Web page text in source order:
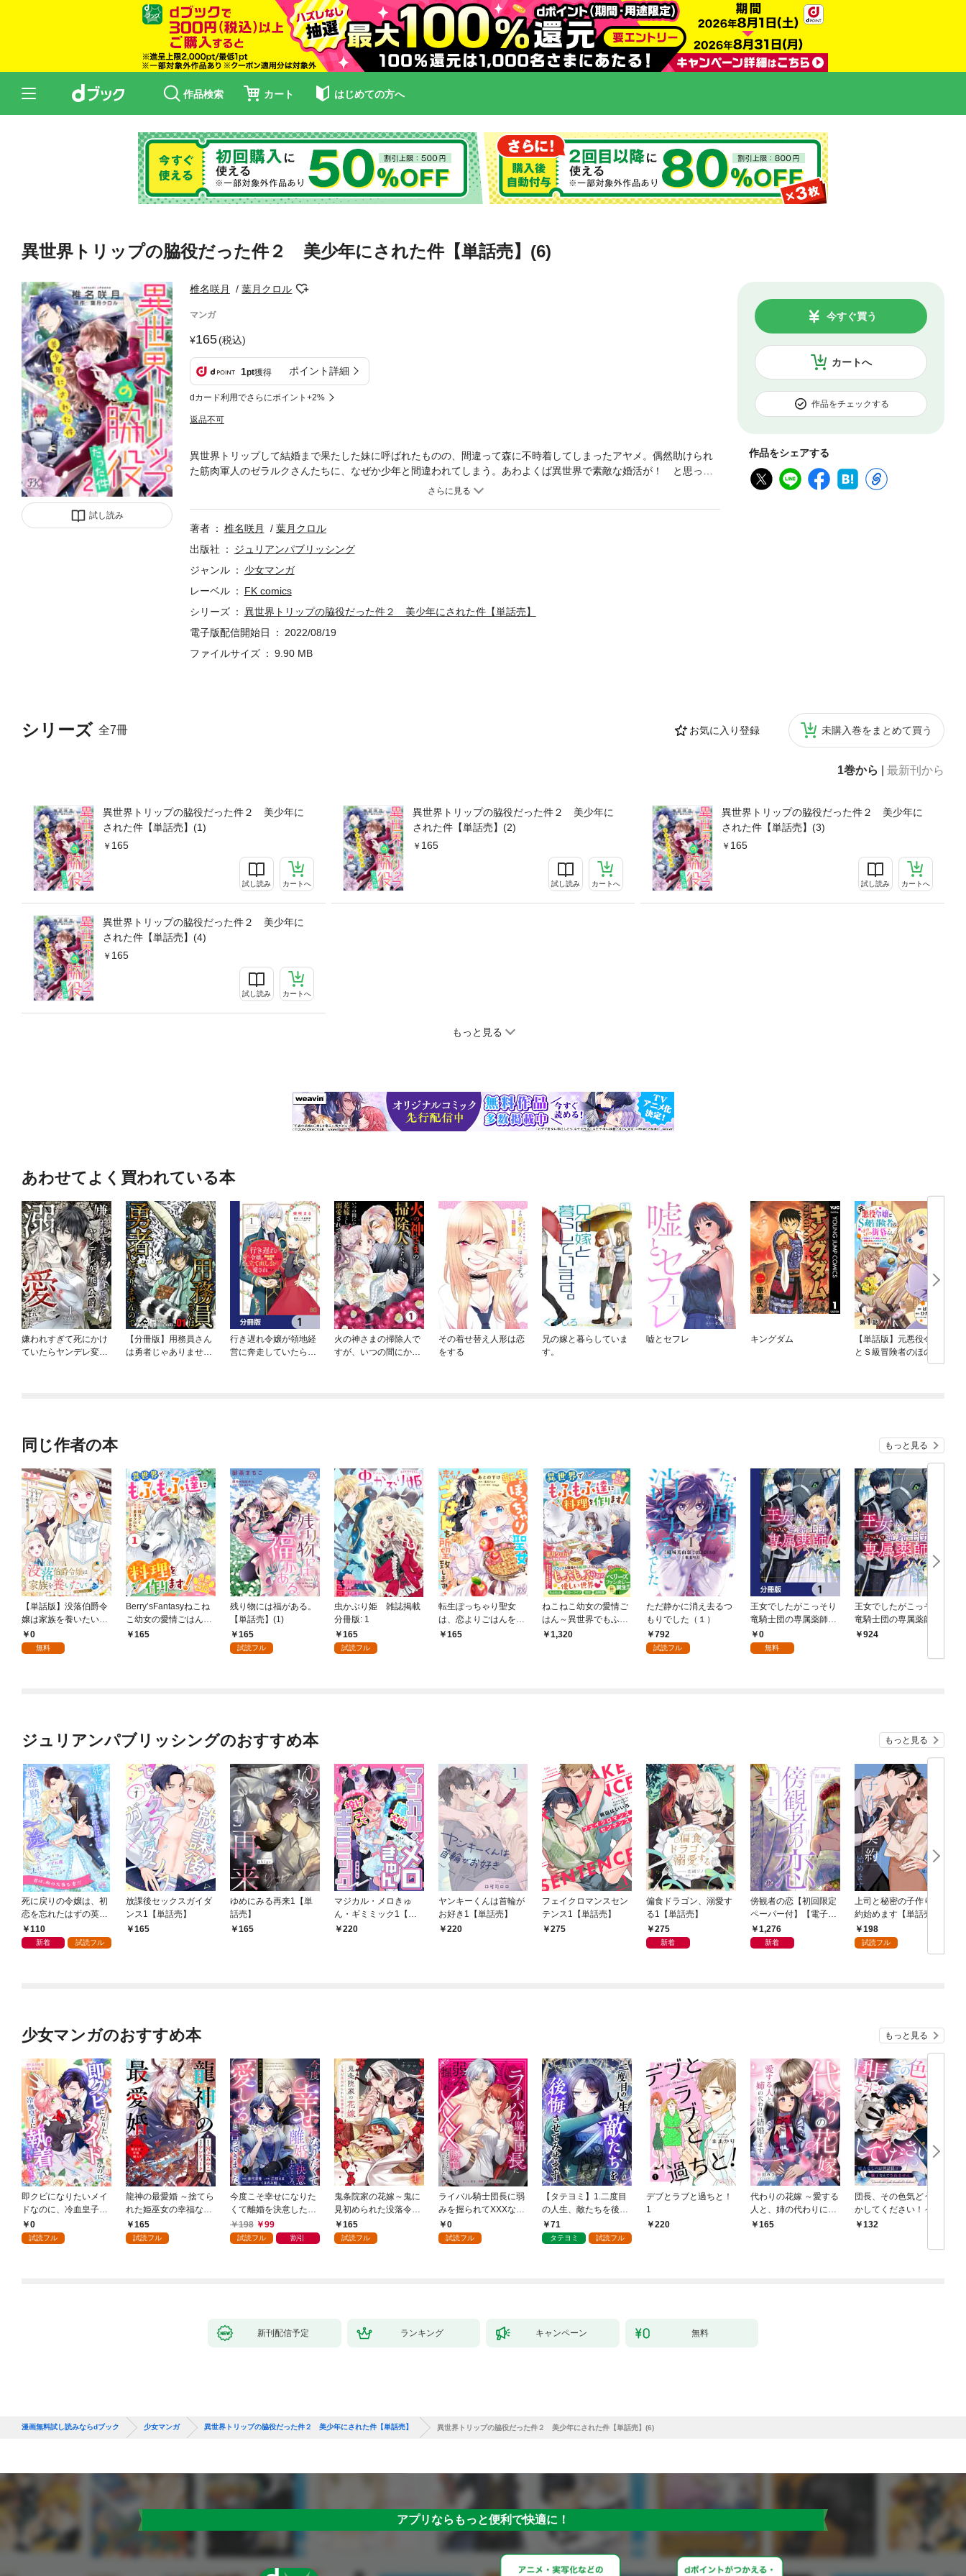
作品検索 カート はじめての方へ
異世界トリップの脇役だった件２ 美少年にされた件【単話売】(6)
試し読み
椎名咲月 葉月クロル
マンガ
165(税込)
1pt獲得 ポイント詳細
dカード利用でさらにポイント+2%
返品不可
カートへ
今すぐ買う
作品をチェックする
作品をシェアする
シリーズ 全7冊 お気に入り登録 未購入巻をまとめて買う
1巻から 最新刊から
異世界トリップの脇役だった件２ 美少年に
された件【単話売】(1)
165
試し読み カートへ
異世界トリップの脇役だった件２ 美少年に
された件【単話売】(2)
165
試し読み カートへ
異世界トリップの脇役だった件２ 美少年に
された件【単話売】(3)
165
試し読み カートへ
異世界トリップの脇役だった件２ 美少年に
された件【単話売】(4)
165
試し読み カートへ
もっと見る
異世界トリップして結婚まで果たした妹に呼ばれたものの、間違って森に不時着してしまったアヤメ。偶然助けられ
た筋肉軍人のゼラルクさんたちに、なぜか少年と間違われてしまう。あわよくば異世界で素敵な婚活が！ と思って
いたのに、「異世界のやんごとなき貴公子」として大切に守られ過保護に溺愛されて、今さら女だなんてとても言い
どうして!? 大人気『異世界トリップの脇役だった件』のスピンオフ作品が、ラブコメ＆溺愛炸裂で、ついに登場！
著者 椎名咲月
葉月クロル
出版社
ジュリアンパブリッシング
ジャンル
少女マンガ
レーベル
FK comics
シリーズ
異世界トリップの脇役だった件２ 美少年にされた件【単話売】
電子版配信開始日
2022/08/19
ファイルサイズ
9.90 MB
あわせてよく買われている本
嫌われすぎて死にかけ
ていたらヤンデレ変態
【分冊版】用務員さん
は勇者じゃありません
行き遅れ令嬢が領地経
営に奔走していたら立
火の神さまの掃除人で
すが、いつの間にか花
その着せ替え人形は恋
をする
兄の嫁と暮らしていま
す。
嘘とセフレ キングダム
【単話版】元悪役令嬢
とＳ級冒険者のほのぼ
の街暮らし～不遇なキ
同じ作者の本 もっと見る
【単話版】没落伯爵令
嬢は家族を養いたい@
COMIC 第1話
0
無料
Berry’sFantasyねこね
こ幼女の愛情ごはん～
異世界でもふもふ達に
165
残り物には福がある。
【単話売】(1)
165
試読フル
虫かぶり姫 雑誌掲載
分冊版: 1
165
試読フル
転生ぽっちゃり聖女
は、恋よりごはんを所
望致します！【単話
165
ねこねこ幼女の愛情ご
はん～異世界でもふも
ふ達に料理を作りま
1,320
ただ静かに消え去るつ
もりでした（１）
792
試読フル
王女でしたがこっそり
竜騎士団の専属薬師に
なりました！【分冊
版】 1
0
無料
王女でしたがこっそり
竜騎士団の専属薬師に
なりました！１
924
ジュリアンパブリッシングのおすすめ本 もっと見る
死に戻りの令嬢は、初
恋を忘れたはずの英雄
騎士から一途に愛され
る【１】
110
新着 試読フル
放課後セックスガイダ
ンス1【単話売】
165
ゆめにみる再来1【単
話売】
165
マジカル・メロきゅ
ん・ギミミック1【単
話売】
220
ヤンキーくんは首輪が
お好き1【単話売】
220
フェイクロマンスセン
テンス1【単話売】
275
偏食ドラゴン、溺愛す
る1【単話売】
275
新着
傍観者の恋【初回限定
ペーパー付】【電子限
定特典付】 1～2巻セ
ット
1,276
新着
上司と秘密の子作り契
約始めます【単話売】
(1)198
試読フル
少女マンガのおすすめ本 もっと見る
即クビになりたいメイ
ドなのに、冷血皇子に
執着されています第1
話
0
試読フル
龍神の最愛婚 ～捨てら
れた姫巫女の幸福な嫁
入り～: 1
165
試読フル
今度こそ幸せになりた
くて離婚を決意したと
ころ、無表情な旦那様
が「愛してる」と言っ
198 99
試読フル 割引
鬼条院家の花嫁～鬼に
見初められた没落令嬢
～１165
試読フル
ライバル騎士団長に弱
みを握られてXXXな勝
負をすることになりま
した第1話
0
試読フル
【タテヨミ】1.二度目
の人生、敵たちを後悔
させてみせます
71
タテヨミ 試読フル
デブとラブと過ちと！
1
220
代わりの花嫁 ～愛する
人と、姉の代わりに結
婚します～ 1
165
団長、その色気どうに
かしてください！～魔
力なしのお世話係は魅
132
新刊配信予定 ランキング キャンペーン 無料
漫画無料試し読みならdブック 少女マンガ 異世界トリップの脇役だった件２ 美少年にされた件【単話売】 異世界トリップの脇役だった件２ 美少年にされた件【単話売】(6)
アプリならもっと便利で快適に！